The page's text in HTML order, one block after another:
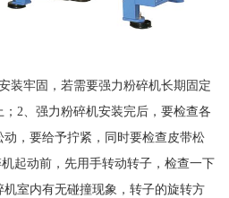
装牢固，若需要强力粉碎机长期固定
2、强力粉碎机安装完后，要检查各
，要给予拧紧，同时要检查皮带松
起动前，先用手转动转子，检查一下
室内有无碰撞现象，转子的旋转方